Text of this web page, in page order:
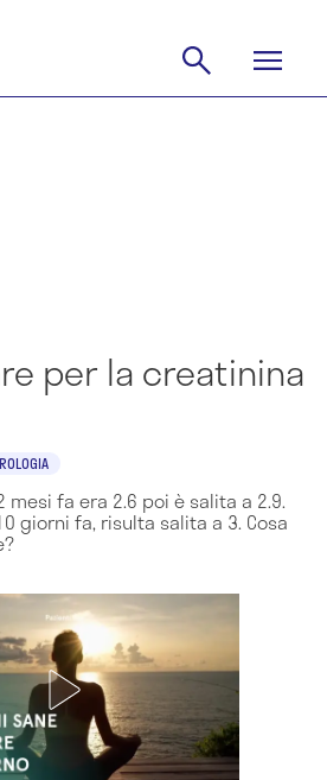
per la creatinina
mesi fa era 2.6 poi è salita a 2.9.
giorni fa, risulta salita a 3. Cosa